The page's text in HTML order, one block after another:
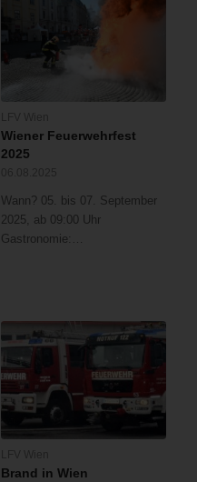
Wiener Feuerwehrfest
2025
Wann? 05. bis 07. September
2025, ab 09:00 Uhr
Gastronomie:…
Brand in Wien